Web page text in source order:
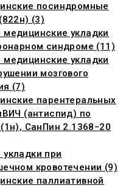
посиндромные
(3)
укладки
синдроме (11)
укладки
мозгового
(7)
парентеральных
(антиспид) по
СанПин 2.1368−20
при
кровотечении (9)
паллиативной